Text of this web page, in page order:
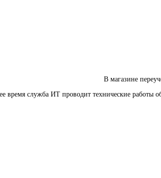
В магазине
время служба ИТ проводит технические работы